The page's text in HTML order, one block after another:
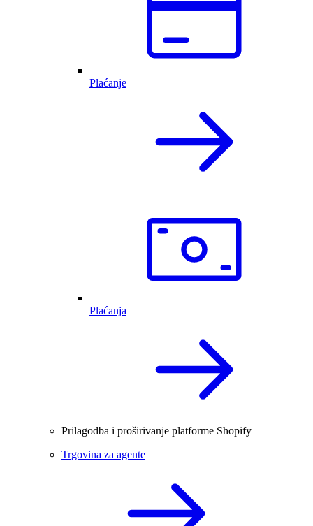
Plaćanje
Plaćanja
Prilagodba i proširivanje platforme Shopify
Trgovina za agente